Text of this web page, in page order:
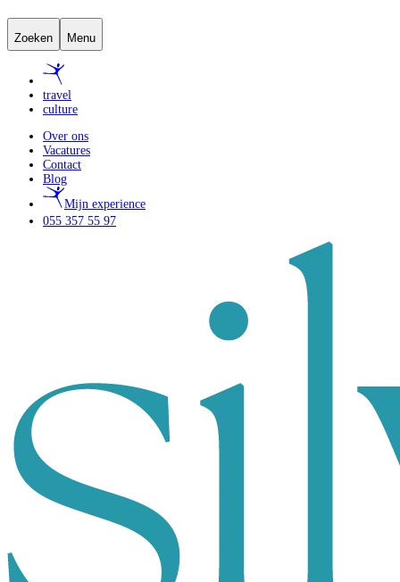
Zoeken Menu
travel
culture
Over ons
Vacatures
Contact
Blog
Mijn experience
055 357 55 97